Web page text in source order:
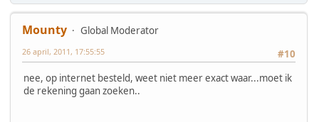
Mounty
Global Moderator
#10
26 april, 2011, 17:55:55
nee, op internet besteld, weet niet meer exact waar...moet ik
de rekening gaan zoeken..